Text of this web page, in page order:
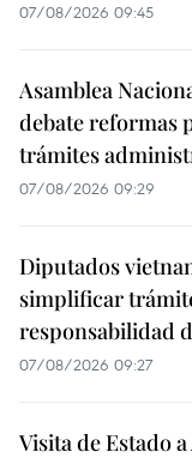
07/08/2026 09:45
Asamblea
debate reformas
trámites
07/08/2026 09:29
Diputados
simplificar
responsabilidad
07/08/2026 09:27
Visita de Estado